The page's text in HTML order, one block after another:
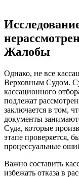
Жалобы
Однако, не все
Верховным Судом.
кассационного
подлежат
заключается в том,
документы
Суда, которые
этапе проверяется,
процессуальные
Важно составить
избежать отказа в